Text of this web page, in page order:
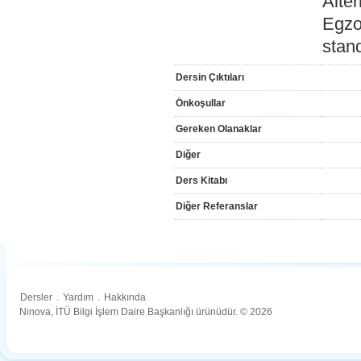
Dersin Çıktıları
Önkoşullar
Gereken Olanaklar
Diğer
Ders Kitabı
Diğer Referanslar
Dersler . Yardım . Hakkında
Ninova, İTÜ Bilgi İşlem Daire Başkanlığı ürünüdür. © 2026